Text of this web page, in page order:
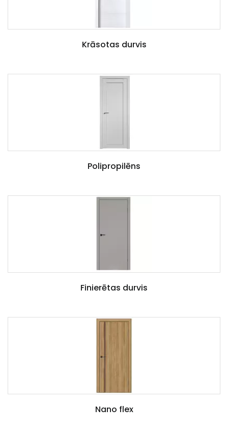
Krāsotas durvis
Polipropilēns
Finierētas durvis
Nano flex